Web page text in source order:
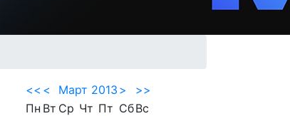
<< < Март 2013 >
>>
Пн Вт Ср Чт Пт СбВс